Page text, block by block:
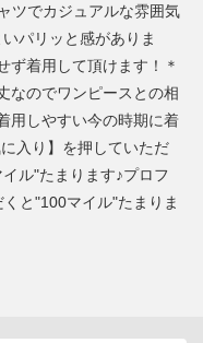
ツでカジュアルな雰囲気
パリッと感がありま
ず着用して頂けます！＊
なのでワンピースとの相
用しやすい今の時期に着
入り】を押していただ
ル"たまります♪プロフ
と"100マイル"たまりま